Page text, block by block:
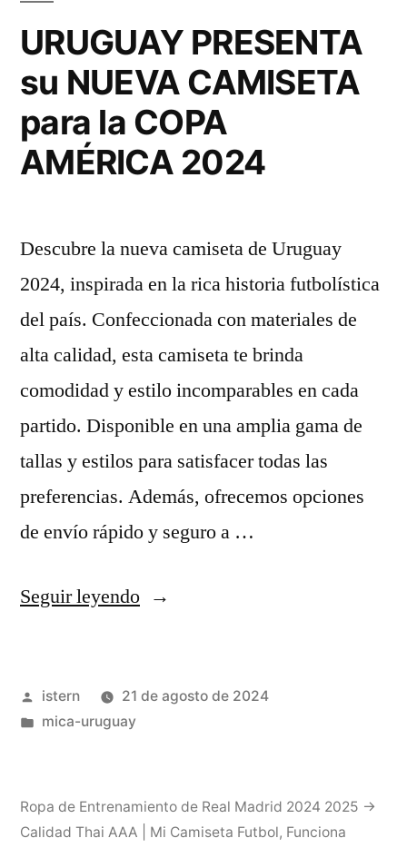
URUGUAY PRESENTA
su NUEVA CAMISETA
para la COPA
AMÉRICA 2024
Descubre la nueva camiseta de Uruguay
2024, inspirada en la rica historia futbolística
del país. Confeccionada con materiales de
alta calidad, esta camiseta te brinda
comodidad y estilo incomparables en cada
partido. Disponible en una amplia gama de
tallas y estilos para satisfacer todas las
preferencias. Además, ofrecemos opciones
de envío rápido y seguro a …
Seguir leyendo«URUGUAY
NUEVA
la
Publicado
por
istern
21 de agosto de 2024
Publicado
mica-uruguay
Ropa de Entrenamiento de Real Madrid 2024 2025 →
Calidad Thai AAA | Mi Camiseta Futbol, Funciona